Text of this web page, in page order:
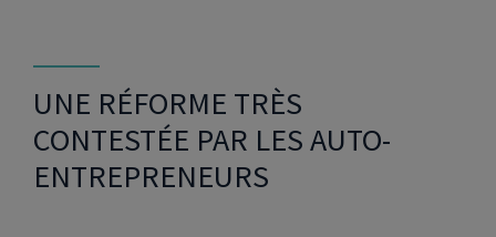
UNE RÉFORME TRÈS
CONTESTÉE PAR LES AUTO-
ENTREPRENEURS